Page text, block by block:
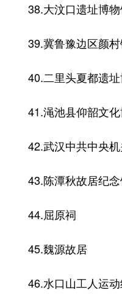
38.大汶口遗址博物
39.冀鲁豫边区颜村
40.二里头夏都遗址
41.渑池县仰韶文化
42.武汉中共中央机
43.陈潭秋故居纪念
44.屈原祠
45.魏源故居
46.水口山工人运动